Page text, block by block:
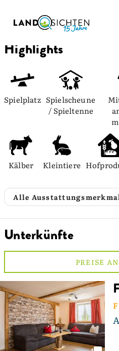
Highlights
Spielplatz Spielscheune
/ Spieltenne
Kälber Kleintiere
Alle
Unterkünfte
PREISE